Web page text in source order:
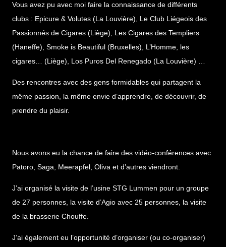
Vous avez pu avec moi faire la connaissance de différents
clubs : Epicure & Volutes (La Louvière), Le Club Liégeois des
Passionnés de Cigares (Liège), Les Cigares des Templiers
(Haneffe), Smoke is Beautiful (Bruxelles), L’Homme, les
cigares… (Liège), Los Puros Del Renegado (La Louvière) …
Des rencontres avec des gens formidables qui partagent la
même passion, la même envie d’apprendre, de découvrir, de
prendre du plaisir.
Nous avons eu la chance de faire des vidéo-conférences avec
Patoro, Saga, Meerapfel, Oliva et d’autres viendront.
J’ai organisé la visite de l’usine STG Lummen pour un groupe
de 27 personnes, la visite d’Agio avec 25 personnes, la visite
de la brasserie Chouffe.
J’ai également eu l’opportunité d’organiser (ou co-organiser)